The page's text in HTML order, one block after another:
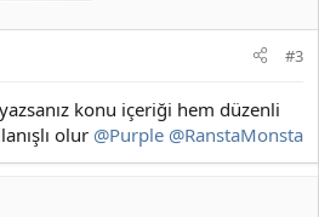
#3
konu içeriği hem düzenli
olur @Purple @RanstaMonsta